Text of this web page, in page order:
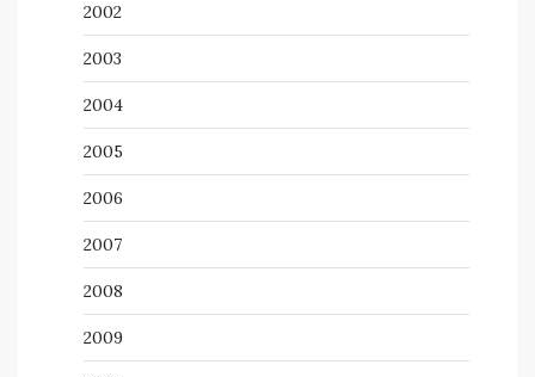
2002
2003
2004
2005
2006
2007
2008
2009